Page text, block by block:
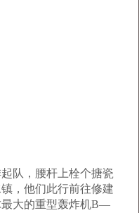
队，腰杆上栓个搪瓷
，他们此行前往修建
最大的重型轰炸机B—